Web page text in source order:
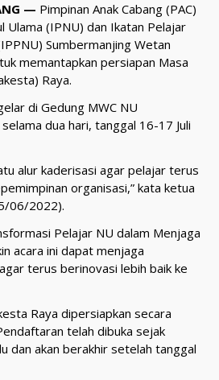
— Pimpinan Anak Cabang (PAC)
Ulama (IPNU) dan Ikatan Pelajar
Sumbermanjing Wetan
memantapkan persiapan Masa
Raya.
di Gedung MWC NU
dua hari, tanggal 16-17 Juli
alur kaderisasi agar pelajar terus
organisasi,” kata ketua
06/2022).
Pelajar NU dalam Menjaga
acara ini dapat menjaga
terus berinovasi lebih baik ke
Raya dipersiapkan secara
telah dibuka sejak
dan akan berakhir setelah tanggal